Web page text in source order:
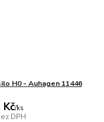
H0 - Auhagen 11446
/ks
DPH